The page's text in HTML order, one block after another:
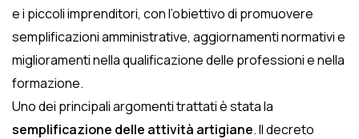
e i piccoli imprenditori, con l’obiettivo di promuovere
semplificazioni amministrative, aggiornamenti normativi e
miglioramenti nella qualificazione delle professioni e nella
formazione.
Uno dei principali argomenti trattati è stata la
semplificazione delle attività artigiane. Il decreto